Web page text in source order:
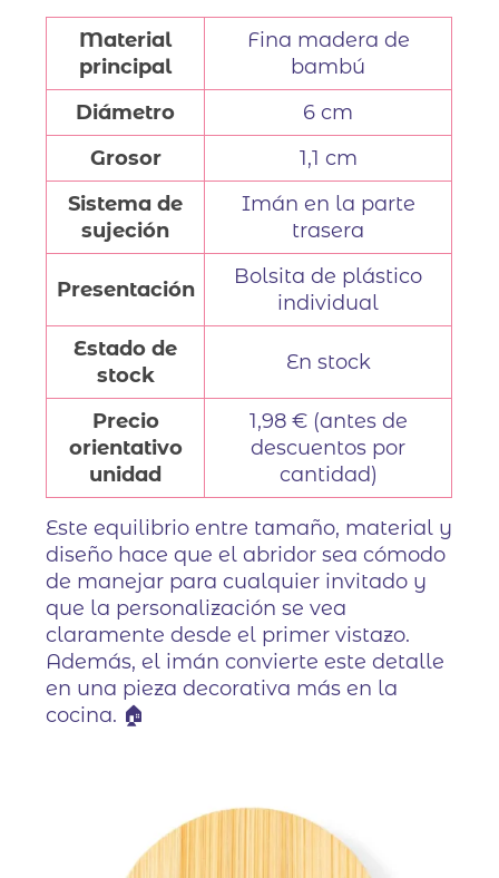
Material
principal
Fina madera de
bambú
Diámetro
6 cm
Grosor
1,1 cm
Sistema de
sujeción
Imán en la parte
trasera
Presentación
Bolsita de plástico
individual
Estado de
stock
En stock
Precio
orientativo
unidad
1,98 € (antes de
descuentos por
cantidad)
Este equilibrio entre tamaño, material y
diseño hace que el abridor sea cómodo
de manejar para cualquier invitado y
que la personalización se vea
claramente desde el primer vistazo.
Además, el imán convierte este detalle
en una pieza decorativa más en la
cocina. 🏠